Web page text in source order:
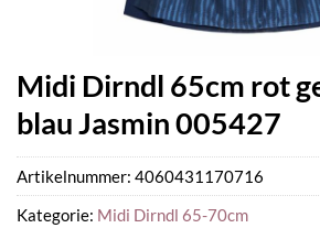
Midi Dirndl 65cm rot
blau Jasmin 005427
Artikelnummer: 4060431170716
Kategorie: Midi Dirndl 65-70cm